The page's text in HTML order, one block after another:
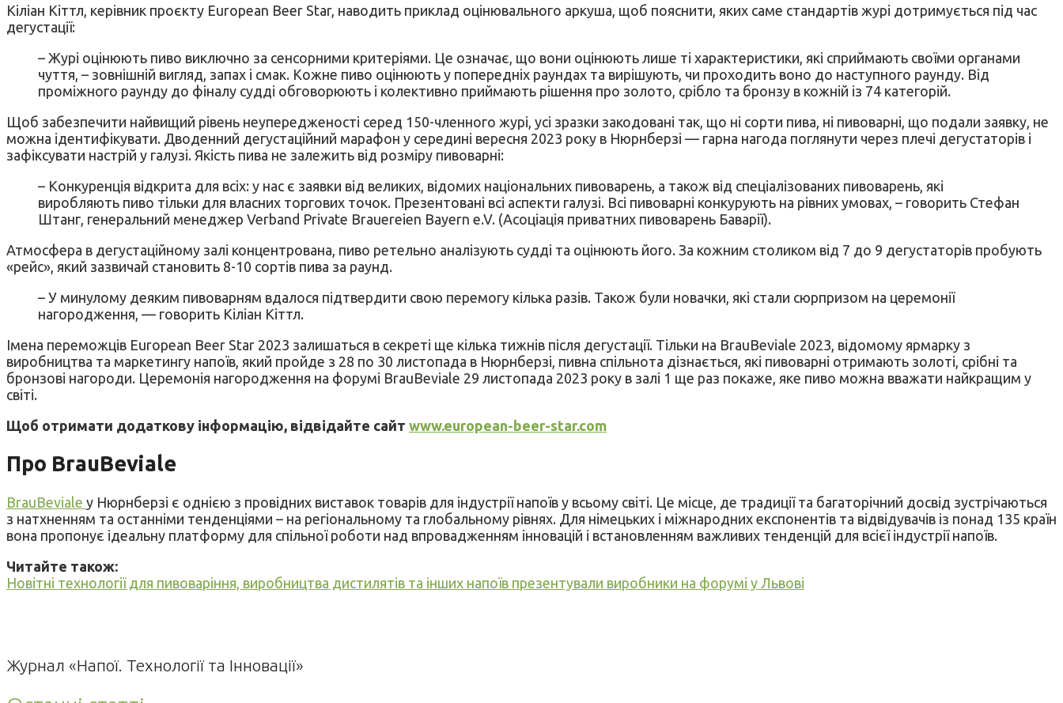
Кіліан Кіттл, керівник проєкту European Beer Star, наводить приклад оцінювального аркуша, щоб пояснити, яких саме стандартів журі дотримується під час
дегустації:
– Журі оцінюють пиво виключно за сенсорними критеріями. Це означає, що вони оцінюють лише ті характеристики, які сприймають своїми органами
чуття, – зовнішній вигляд, запах і смак. Кожне пиво оцінюють у попередніх раундах та вирішують, чи проходить воно до наступного раунду. Від
проміжного раунду до фіналу судді обговорюють і колективно приймають рішення про золото, срібло та бронзу в кожній із 74 категорій.
Щоб забезпечити найвищий рівень неупередженості серед 150-членного журі, усі зразки закодовані так, що ні сорти пива, ні пивоварні, що подали заявку, не
можна ідентифікувати. Дводенний дегустаційний марафон у середині вересня 2023 року в Нюрнберзі — гарна нагода поглянути через плечі дегустаторів і
зафіксувати настрій у галузі. Якість пива не залежить від розміру пивоварні:
– Конкуренція відкрита для всіх: у нас є заявки від великих, відомих національних пивоварень, а також від спеціалізованих пивоварень, які
виробляють пиво тільки для власних торгових точок. Презентовані всі аспекти галузі. Всі пивоварні конкурують на рівних умовах, – говорить Стефан
Штанг, генеральний менеджер Verband Private Brauereien Bayern e.V. (Асоціація приватних пивоварень Баварії).
Атмосфера в дегустаційному залі концентрована, пиво ретельно аналізують судді та оцінюють його. За кожним столиком від 7 до 9 дегустаторів пробують
«рейс», який зазвичай становить 8-10 сортів пива за раунд.
– У минулому деяким пивоварням вдалося підтвердити свою перемогу кілька разів. Також були новачки, які стали сюрпризом на церемонії
нагородження, — говорить Кіліан Кіттл.
Імена переможців European Beer Star 2023 залишаться в секреті ще кілька тижнів після дегустації. Тільки на BrauBeviale 2023, відомому ярмарку з
виробництва та маркетингу напоїв, який пройде з 28 по 30 листопада в Нюрнберзі, пивна спільнота дізнається, які пивоварні отримають золоті, срібні та
бронзові нагороди. Церемонія нагородження на форумі BrauBeviale 29 листопада 2023 року в залі 1 ще раз покаже, яке пиво можна вважати найкращим у
світі.
Щоб отримати додаткову інформацію, відвідайте сайт www.european-beer-star.com
Про BrauBeviale
BrauBeviale у Нюрнберзі є однією з провідних виставок товарів для індустрії напоїв у всьому світі. Це місце, де традиції та багаторічний досвід зустрічаються
з натхненням та останніми тенденціями – на регіональному та глобальному рівнях. Для німецьких і міжнародних експонентів та відвідувачів із понад 135 країн
вона пропонує ідеальну платформу для спільної роботи над впровадженням інновацій і встановленням важливих тенденцій для всієї індустрії напоїв.
Читайте також:
Новітні технології для пивоваріння, виробництва дистилятів та інших напоїв презентували виробники на форумі у Львові
Журнал «Напої. Технології та Інновації»